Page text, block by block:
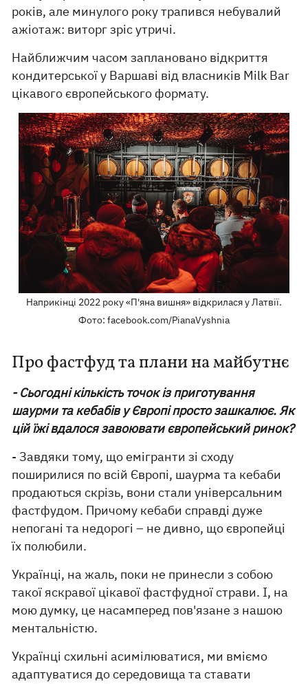
років, але минулого року трапився небувалий
ажіотаж: виторг зріс утричі.
Найближчим часом заплановано відкриття
кондитерської у Варшаві від власників Milk Bar
цікавого європейського формату.
Наприкінці 2022 року «П'яна вишня» відкрилася у Латвії.
Фото: facebook.com/PianaVyshnia
Про фастфуд та плани на майбутнє
- Сьогодні кількість точок із приготування
шаурми та кебабів у Європі просто зашкалює. Як
цій їжі вдалося завоювати європейський ринок?
- Завдяки тому, що емігранти зі сходу
поширилися по всій Європі, шаурма та кебаби
продаються скрізь, вони стали універсальним
фастфудом. Причому кебаби справді дуже
непогані та недорогі – не дивно, що європейці
їх полюбили.
Українці, на жаль, поки не принесли з собою
такої яскравої цікавої фастфудної страви. І, на
мою думку, це насамперед пов'язане з нашою
ментальністю.
Українці схильні асимілюватися, ми вміємо
адаптуватися до середовища та ставати